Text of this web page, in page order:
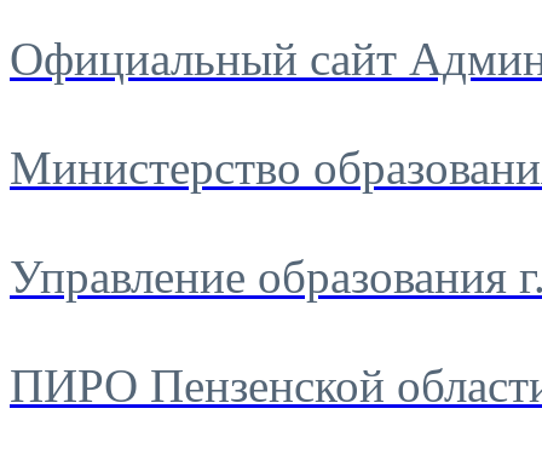
Официальный сайт
Министерство
Управление образования
ПИРО Пензенской